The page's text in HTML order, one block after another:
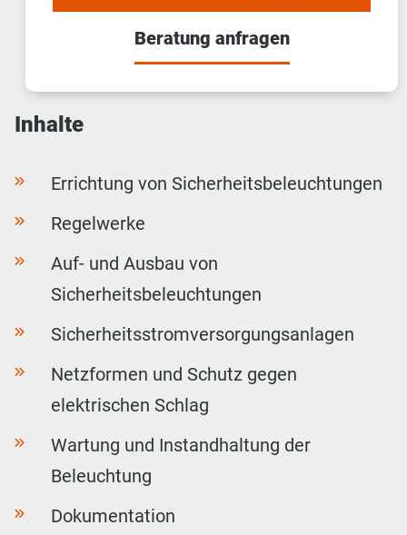
Beratung anfragen
Inhalte
Errichtung von Sicherheitsbeleuchtungen
Regelwerke
Auf- und Ausbau von
Sicherheitsbeleuchtungen
Sicherheitsstromversorgungsanlagen
Netzformen und Schutz gegen
elektrischen Schlag
Wartung und Instandhaltung der
Beleuchtung
Dokumentation